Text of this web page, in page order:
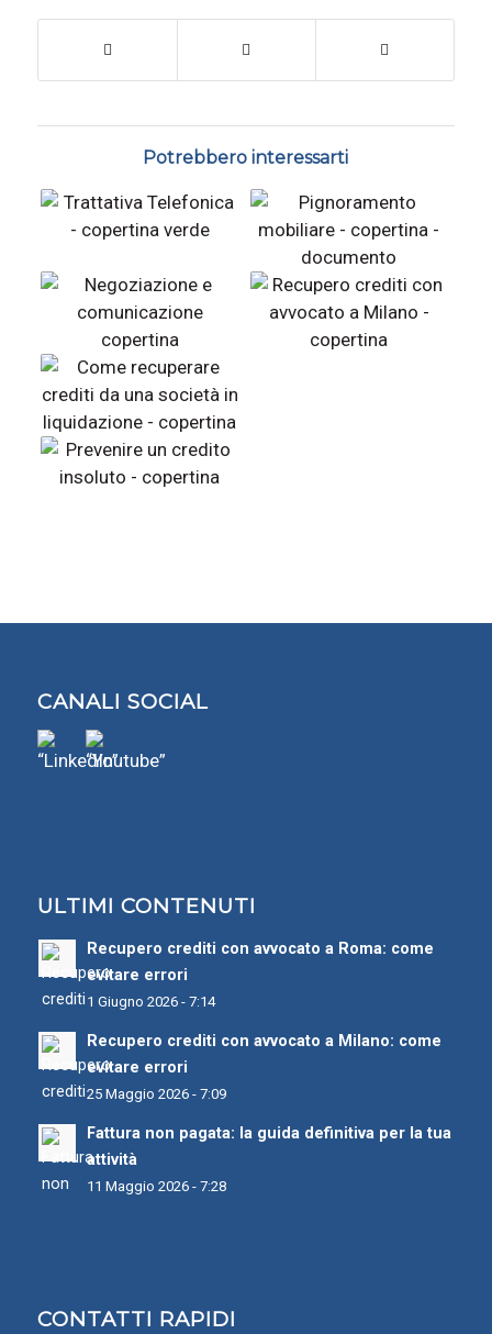
Potrebbero interessarti
CANALI SOCIAL
ULTIMI CONTENUTI
Recupero crediti con avvocato a Roma: come
evitare errori
1 Giugno 2026 - 7:14
Recupero crediti con avvocato a Milano: come
evitare errori
25 Maggio 2026 - 7:09
Fattura non pagata: la guida definitiva per la tua
attività
11 Maggio 2026 - 7:28
CONTATTI RAPIDI